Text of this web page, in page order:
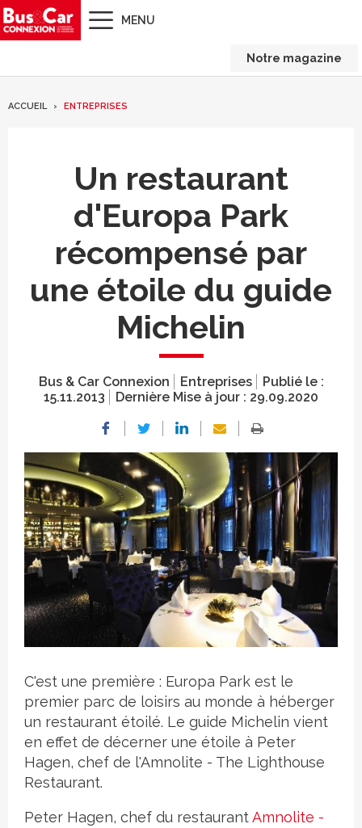
MENU
Notre magazine
ACCUEIL ENTREPRISES
Un restaurant
d'Europa Park
récompensé par
une étoile du guide
Michelin
Bus & Car Connexion Entreprises
Publié le :
15.11.2013
Dernière Mise à jour : 29.09.2020
Crédit photo
C'est une première : Europa Park est le
premier parc de loisirs au monde à héberger
un restaurant étoilé. Le guide Michelin vient
en effet de décerner une étoile à Peter
Hagen, chef de l'Amnolite - The Lighthouse
Restaurant.
Peter Hagen, chef du restaurantAmnolite -